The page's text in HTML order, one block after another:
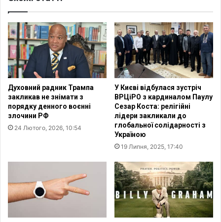
Духовний радник Трампа
закликав не знімати з
порядку денного воєнні
злочини РФ
24 Лютого, 2026, 10:54
У Києві відбулася зустріч
ВРЦіРО з кардиналом Паулу
Сезар Коста: релігійні
лідери закликали до
глобальної солідарності з
Україною
19 Липня, 2025, 17:40